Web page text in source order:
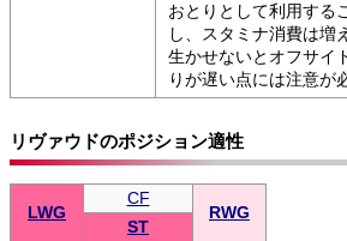
おとりとして利用する
し、スタミナ消費は増
生かせないとオフサイ
りが遅い点には注意が
リヴァウドのポジション適性
LWG
CF
RWG
ST